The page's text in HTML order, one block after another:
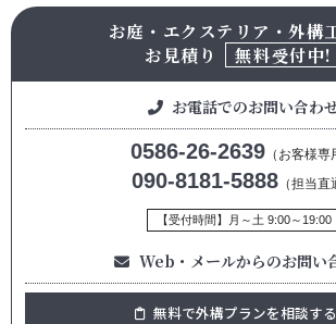
お庭・エクステリア・外構
お見積り
無料受付中!
お電話でのお問い合わ
0586-26-2639 （お客様専
090-8181-5888（担当直
【受付時間】月～土 9:00～19:00
Web・メールからのお問い
無料で外構プランを相談する